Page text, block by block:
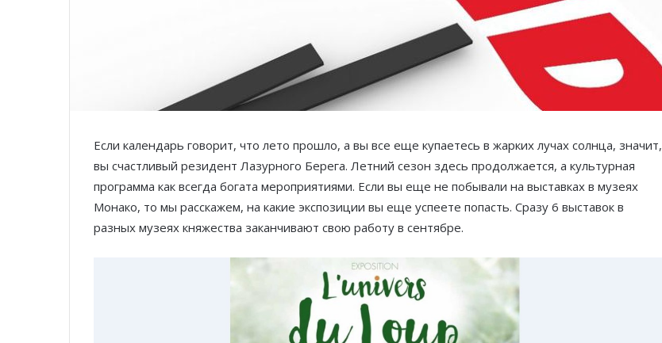
Если календарь говорит, что лето прошло, а вы все еще купаетесь в жарких лучах солнца, значит,
вы счастливый резидент Лазурного Берега. Летний сезон здесь продолжается, а культурная
программа как всегда богата мероприятиями. Если вы еще не побывали на выставках в музеях
Монако, то мы расскажем, на какие экспозиции вы еще успеете попасть. Сразу 6 выставок в
разных музеях княжества заканчивают свою работу в сентябре.